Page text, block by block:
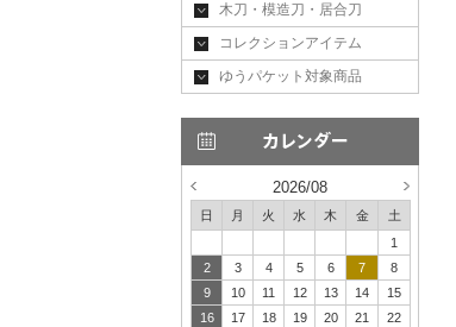
木刀・模造刀・居合刀
コレクションアイテム
ゆうパケット対象商品
2026/08
日 月 火 水 木 金
土
1
2
3 4 5 6 7
8
9
10 11 12 13 14
15
16
17 18 19 20 21
22